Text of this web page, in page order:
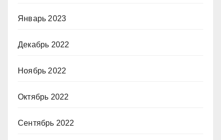
Январь 2023
Декабрь 2022
Ноябрь 2022
Октябрь 2022
Сентябрь 2022